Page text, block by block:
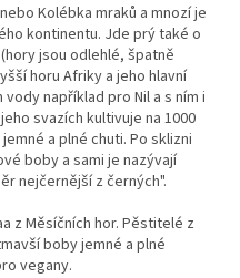
Kolébka mraků a mnozí je
kontinentu. Jde prý také o
jsou odlehlé, špatně
horu Afriky a jeho hlavní
například pro Nil a s ním i
svazích kultivuje na 1000
a plné chuti. Po sklizni
boby a sami je nazývají
nejčernější z černých".
z Měsíčních hor. Pěstitelé z
boby jemné a plné
vegany.